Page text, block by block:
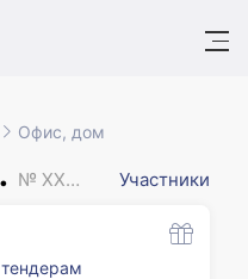
Офис, дом
№ XXXXXXX Участники